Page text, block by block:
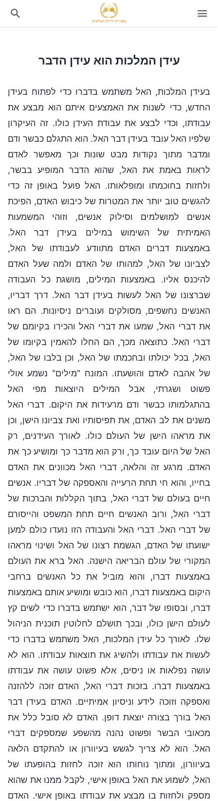
עידן המלכות הוא עידן הדבר
עידן המלכות הוא עידן הדבר
בעידן המלכות, האל משתמש בדברו כדי לפתוח בעידן
החדש, כדי לשנות את האמצעים איתם הוא מבצע את
עבודתו, וכדי לבצע את עבודת העידן כולו. זה העיקרון
שלפיו האל עובד בעידן דבר האל. הוא התגלם כבשר ודם
ומדבר מתוך נקודות מבט שונות וכך מאפשר לאדם
לראות באמת את האל, שהוא הדבר המופיע בבשר,
ולחזות בחוכמתו ומופלאותו. האל פועל באופן זה כדי
להגשים טוב יותר את המטרות של כיבוש האדם, הפיכת
אנשים למושלמים וסילוק אנשים, וזוהי המשמעות
האמיתית של השימוש במילים בעידן דבר האל.
באמצעות דברים האדם מתוודע לעבודתו של האל,
לצביונו של האל, למהותו של האדם ולמה שעל האדם
להיכנס אליו. באמצעות המילים, מושגת כל העבודה
שברצונו של האל לעשות בעידן דבר האל. דרך דבריו,
האנשים נחשפים, מסולקים ועוברים ניסיונות. הם ראו
את דברי האל, שמעו את דברי האל והכירו בקיומם של
דברי האל. כתוצאה מכך, הם החלו להאמין בקיומו של
האל, בכל יכולתו ובחכמתו של האל, וכן בלבו של האל,
של אהבה לאדם והושעתו. המונח "מילים" נשמע אולי
פשוט ושגרתי, אבל המילים היוצאות מפי האל
בהתגלמותו כבשר ודם מרעידות את היקום. דברי האל
משנים את לב האדם, את תפיסותיו ואת צביונו הישן, וכן
את מראהו הישן של העולם כולו. לאורך העידנים, רק
האל של היום עובד כך, ורק הוא מדבר כך ומושיע כך את
האדם. מרגע זה והלאה, דברי האל מכוונים את האדם
בחייו, והוא חי תחת הרעייה והאספקה של דבריו. אנשים
חיים בעולם של דברי האל, בתוך הקללות והברכות של
דברי האל, ורוב האנשים חיים תחת המשפט והייסורם
של דברי האל. דברי האל והעבודה הזו נועדו כולם למען
ישועתו של האדם, הגשמת רצונו של האל ושינוי מראהו
המקורי של עולם הבריאה הישנה. האל ברא את העולם
באמצעות דברו, והוא מוביל את כל האנשים ברחבי
היקום באמצעות דברו, הוא כובש ומושיע אותם באמצעות
דברו, ובסופו של דבר, הוא ישתמש בדברו כדי לשים קץ
לעולם הישן כולו, ובכך תושלם לחלוטין תוכנית הניהול
שלו. לאורך כל עידן המלכות, האל משתמש בדברו כדי
לעשות את עבודתו ולהשיג את תוצאות עבודתו. הוא לא
עושה נפלאות או ניסים, אלא פשוט עושה את עבודתו
באמצעות דברו. בזכות דברי האל, האדם זוכה ללהזנה
ואספקה וזוכה לידע וניסיון אמיתיים. האדם בעידן דבר
האל בורך בצורה יוצאת דופן. האדם לא סובל כלל את
מכאובי הבשר ופשוט נהנה מהשפע שמספקים דברי
האל. הוא לא צריך לגשש בעיוורון או להתקדם הלאה
בעיוורון, ומתוך נוחותו הוא זוכה לחזות בהופעתו של
האל, לשמוע את האל באופן אישי, לקבל ממנו את שהוא
מספק ולחזות בו מבצע את עבודתו באופן אישי. האדם